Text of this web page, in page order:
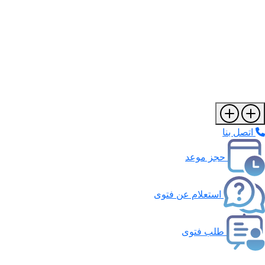
اتصل بنا
حجز موعد
استعلام عن فتوى
طلب فتوى